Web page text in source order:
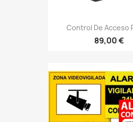
Control De Acceso
89,00 €